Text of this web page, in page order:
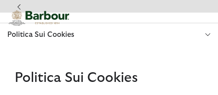
Clicca per visualizzare la nostra Dichiarazione di Accessibilità
Politica Sui Cookies
Politica Sui Cookies